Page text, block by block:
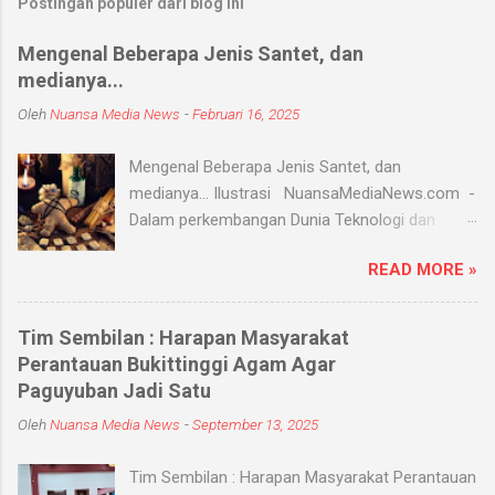
Postingan populer dari blog ini
Mengenal Beberapa Jenis Santet, dan
medianya...
OlehNuansa Media News -Februari 16, 2025
Mengenal Beberapa Jenis Santet, dan
medianya... Ilustrasi NuansaMediaNews.com -
Dalam perkembangan Dunia Teknologi dan
yang hingga saat ini masih ada dan berkembang
di masyarakat. Menurut Kamus Besar Bahasa
Indonesia (KBBI) santet berarti sihir, menyihir.
Ilmu Santet merupakan aliran ilmu hitam yang
digunakan untuk mengendalikan alam seperti
supranatural dari paranormal. Biasanya, santet
membahayakan orang lain. Banyak medium
READ MORE »
Tim Sembilan : Harapan Masyarakat
Perantauan Bukittinggi Agam Agar
Paguyuban Jadi Satu
OlehNuansa Media News -September 13, 2025
Tim Sembilan : Harapan Masyarakat Perantauan